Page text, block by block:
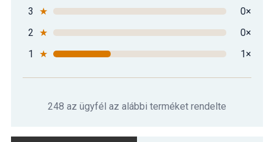
3
★
0×
2 ★
0×
1
★ 1×
248 az ügyfél az alábbi terméket rendelte